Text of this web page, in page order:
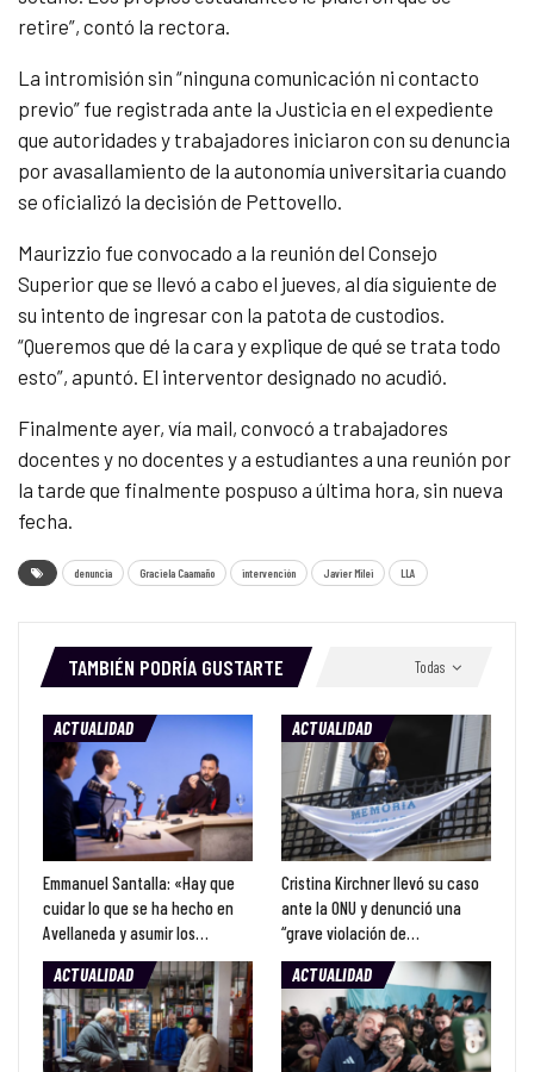
retire”, contó la rectora.
La intromisión sin “ninguna comunicación ni contacto
previo” fue registrada ante la Justicia en el expediente
que autoridades y trabajadores iniciaron con su denuncia
por avasallamiento de la autonomía universitaria cuando
se oficializó la decisión de Pettovello.
Maurizzio fue convocado a la reunión del Consejo
Superior que se llevó a cabo el jueves, al día siguiente de
su intento de ingresar con la patota de custodios.
“Queremos que dé la cara y explique de qué se trata todo
esto”, apuntó. El interventor designado no acudió.
Finalmente ayer, vía mail, convocó a trabajadores
docentes y no docentes y a estudiantes a una reunión por
la tarde que finalmente pospuso a última hora, sin nueva
fecha.
denuncia Graciela Caamaño intervención Javier Milei LLA
Todas
TAMBIÉN PODRÍA GUSTARTE
ACTUALIDAD
Emmanuel Santalla: «Hay que
cuidar lo que se ha hecho en
Avellaneda y asumir los…
ACTUALIDAD
Cristina Kirchner llevó su caso
ante la ONU y denunció una
“grave violación de…
ACTUALIDAD
ACTUALIDAD